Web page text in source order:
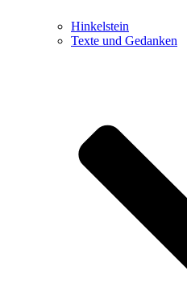
Hinkelstein
Texte und Gedanken